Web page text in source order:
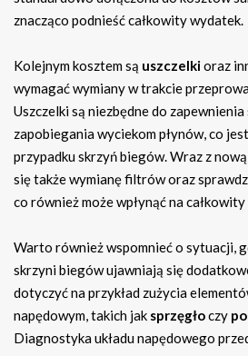
znacząco podnieść całkowity wydatek.
Kolejnym kosztem są uszczelkioraz
wymagać wymiany w trakcie
Uszczelki są niezbędne do zapewnienia
zapobiegania wyciekom płynów, co
przypadku skrzyń biegów. Wraz z
się także wymianę filtrów oraz
co również może wpłynąć na
Warto również wspomnieć o sytuacji,
skrzyni biegów ujawniają się
dotyczyć na przykład zużycia
napędowym, takich jak sprzęgłoczy
Diagnostyka układu napędowego